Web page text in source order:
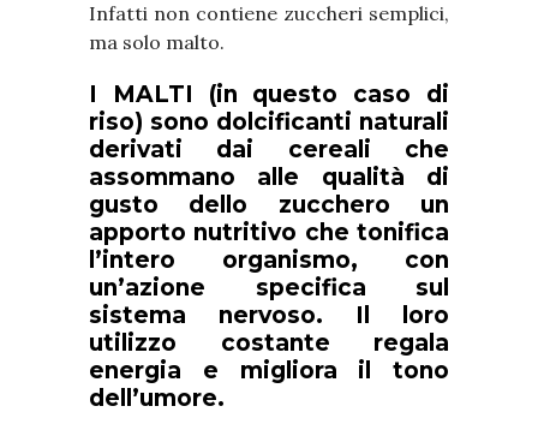
Infatti non contiene zuccheri semplici,
ma solo malto.
I MALTI (in questo caso di
riso) sono dolcificanti naturali
derivati dai cereali che
assommano alle qualità di
gusto dello zucchero un
apporto nutritivo che tonifica
l’intero organismo, con
un’azione specifica sul
sistema nervoso. Il loro
utilizzo costante regala
energia e migliora il tono
dell’umore.